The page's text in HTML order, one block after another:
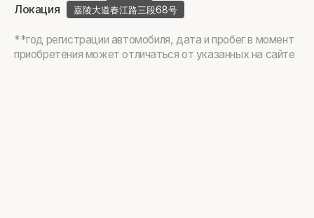
Локация 嘉陵大道春江路三段68号
**год регистрации автомобиля, дата и пробег в момент
приобретения может отличаться от указанных на сайте